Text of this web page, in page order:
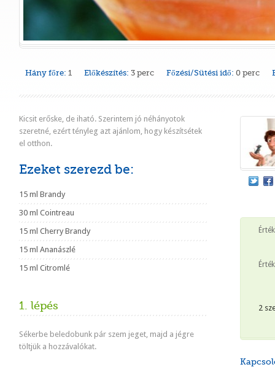
Hány főre: 1 Előkészítés: 3 perc Főzési/Sütési idő: 0 perc
Kicsit erőske, de iható. Szerintem jó néhányotok
szeretné, ezért tényleg azt ajánlom, hogy készítsétek
el otthon.
Ezeket szerezd be:
15 ml Brandy
30 ml Cointreau
15 ml Cherry Brandy
15 ml Ananászlé
15 ml Citromlé
1. lépés
Sékerbe beledobunk pár szem jeget, majd a jégre
töltjük a hozzávalókat.
2